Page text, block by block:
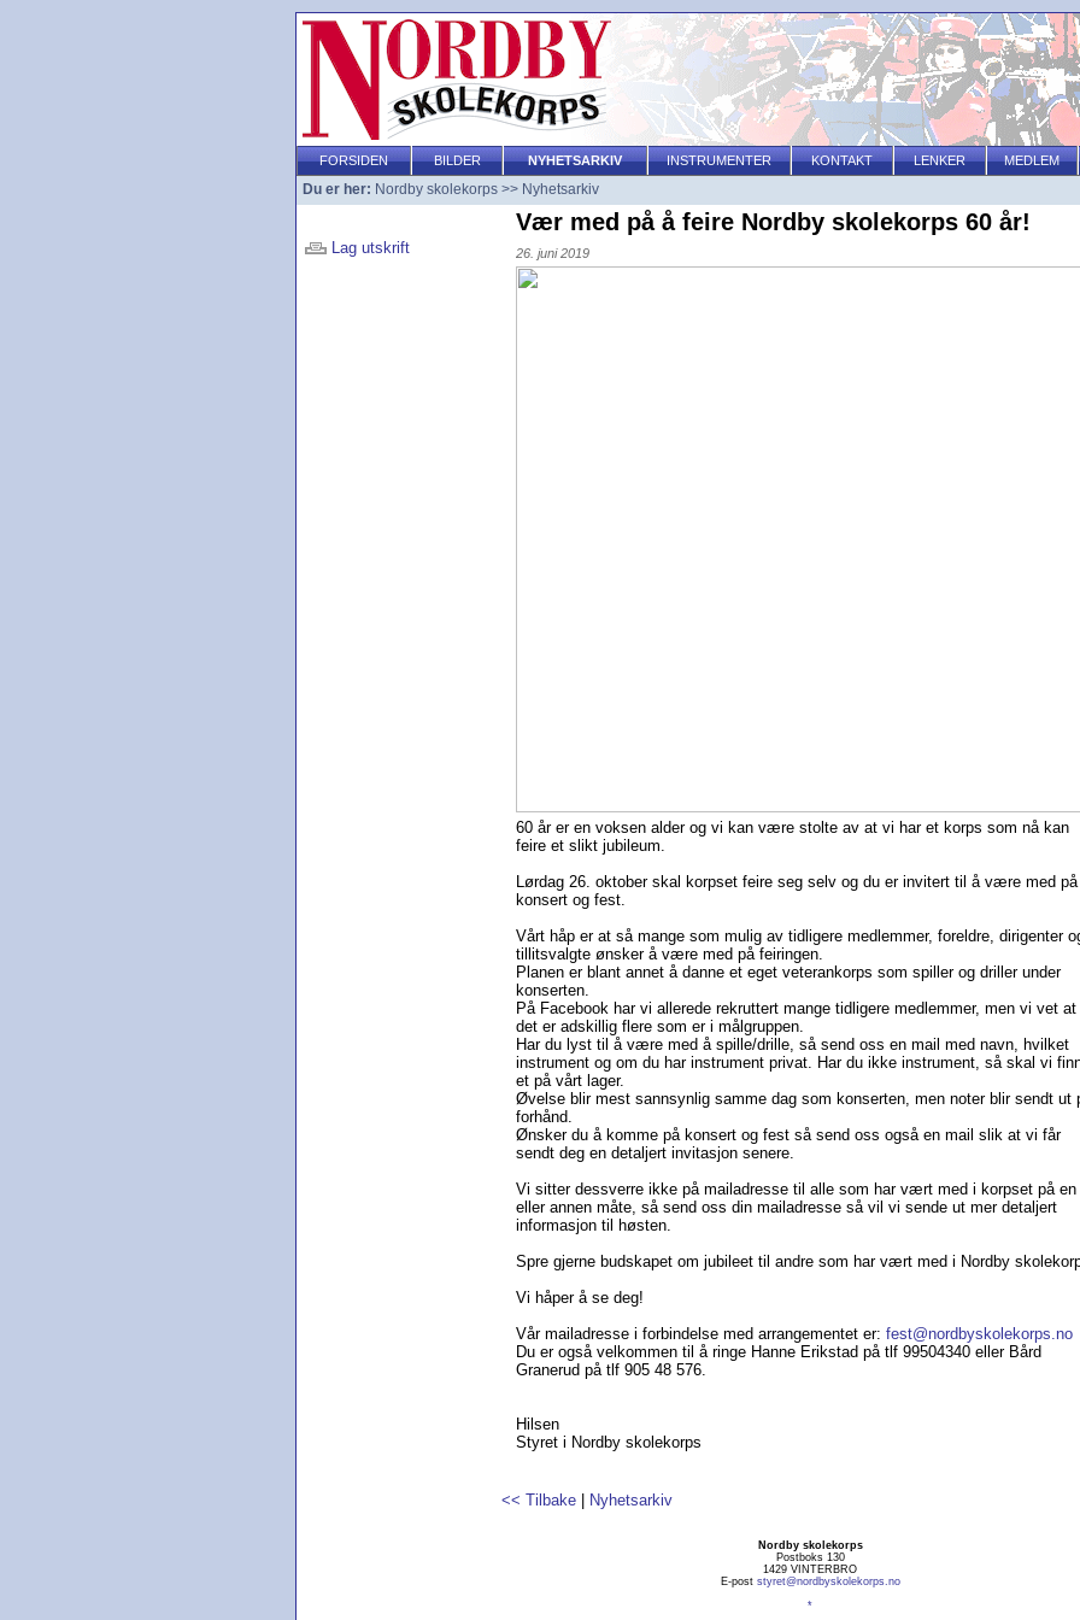
FORSIDEN BILDER NYHETSARKIV INSTRUMENTER KONTAKT LENKER MEDLEM
Du er her: Nordby skolekorps >> Nyhetsarkiv
Lag utskrift
Vær med på å feire Nordby skolekorps 60 år!
26. juni 2019
60 år er en voksen alder og vi kan være stolte av at vi har et korps som nå kan
feire et slikt jubileum.
Lørdag 26. oktober skal korpset feire seg selv og du er invitert til å være med på
konsert og fest.
Vårt håp er at så mange som mulig av tidligere medlemmer, foreldre, dirigenter
tillitsvalgte ønsker å være med på feiringen.
Planen er blant annet å danne et eget veterankorps som spiller og driller under
konserten.
På Facebook har vi allerede rekruttert mange tidligere medlemmer, men vi vet at
det er adskillig flere som er i målgruppen.
Har du lyst til å være med å spille/drille, så send oss en mail med navn, hvilket
instrument og om du har instrument privat. Har du ikke instrument, så skal vi
et på vårt lager.
Øvelse blir mest sannsynlig samme dag som konserten, men noter blir sendt ut
forhånd.
Ønsker du å komme på konsert og fest så send oss også en mail slik at vi får
sendt deg en detaljert invitasjon senere.
Vi sitter dessverre ikke på mailadresse til alle som har vært med i korpset på en
eller annen måte, så send oss din mailadresse så vil vi sende ut mer detaljert
informasjon til høsten.
Spre gjerne budskapet om jubileet til andre som har vært med i Nordby
Vi håper å se deg!
Vår mailadresse i forbindelse med arrangementet er: fest@nordbyskolekorps.no
Du er også velkommen til å ringe Hanne Erikstad på tlf 99504340 eller Bård
Granerud på tlf 905 48 576.
Hilsen
Styret i Nordby skolekorps
<< Tilbake Nyhetsarkiv
Nordby skolekorps
Postboks 130
1429 VINTERBRO
E-post styret@nordbyskolekorps.no
*